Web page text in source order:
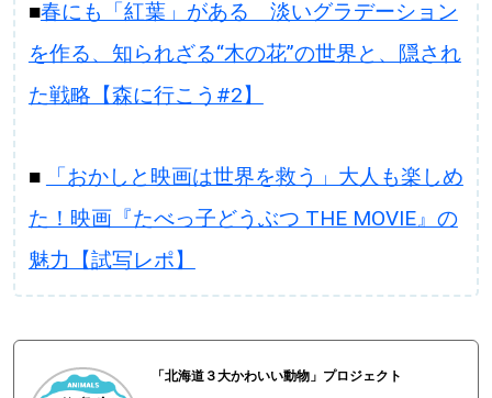
■春にも「紅葉」がある 淡いグラデーション
を作る、知られざる“木の花”の世界と、隠され
た戦略【森に行こう#2】
■
「おかしと映画は世界を救う」大人も楽しめ
た！映画『たべっ子どうぶつ THE MOVIE』の
魅力【試写レポ】
「北海道３大かわいい動物」プロジェクト